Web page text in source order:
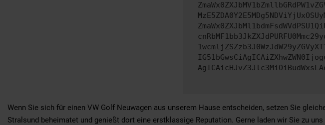
Wenn Sie sich für einen VW Golf Neuwagen aus unserem Hause entscheiden, setzen Sie
Stralsund beheimatet und genießt dort eine erstklassige Reputation. Gerne laden wir Sie zu